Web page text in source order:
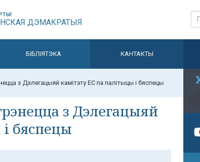
ДЭМАКРАТЫЯ
БІБЛІЯТЭКА КАНТАКТЫ
з Дэлегацыяй камітэту ЕС па палітыцы і бяспецы
з Дэлегацыяй
бяспецы